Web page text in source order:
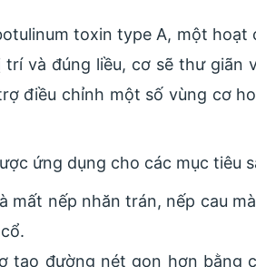
toxin type A, một
và đúng liều, cơ sẽ thư
điều chỉnh một số vùng cơ
ứng dụng cho các mục tiêu
mất nếp nhăn trán, nếp cau
tạo đường nét gọn hơn bằng